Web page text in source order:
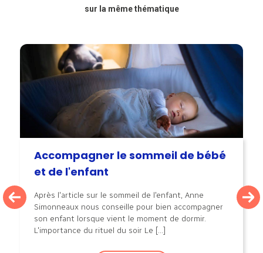
sur la même thématique
Accompagner le sommeil de bébé
et de l'enfant
Après l'article sur le sommeil de l'enfant, Anne
Simonneaux nous conseille pour bien accompagner
son enfant lorsque vient le moment de dormir.
L'importance du rituel du soir Le [...]